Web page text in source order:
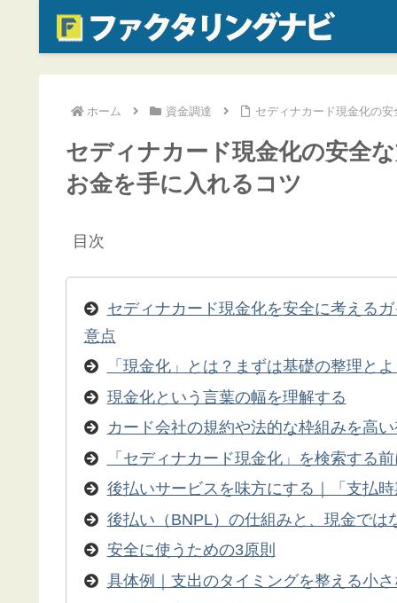
ホーム 資金調達 セディナカード現金化の
セディナカード現金化の安全
お金を手に入れるコツ
目次
セディナカード現金化を安全に考える
意点
「現金化」とは？まずは基礎の整理と
現金化という言葉の幅を理解する
カード会社の規約や法的な枠組みを高
「セディナカード現金化」を検索する
後払いサービスを味方にする｜「支払
後払い（BNPL）の仕組みと、現金では
安全に使うための3原則
具体例｜支出のタイミングを整える小